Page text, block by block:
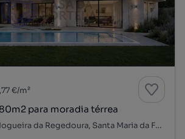
€/m²
Terreno com 880m2 para moradia térrea
Rua Campinho, Nogueira da Regedoura, Santa Maria da Feira, Aveiro